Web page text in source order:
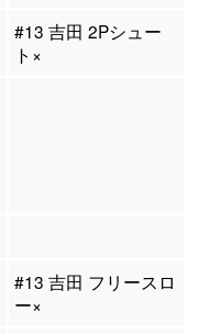
#13 吉田 2Pシュー
ト×
#13 吉田 フリースロ
ー×